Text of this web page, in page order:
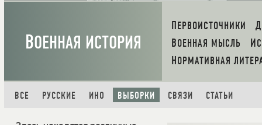
ВОЕННАЯ ИСТОРИЯ
ПЕРВОИСТОЧНИКИ
ВОЕННАЯ МЫСЛЬ
НОРМАТИВНАЯ
ВСЕ РУССКИЕ ИНО ВЫБОРКИ СВЯЗИ СТАТЬИ